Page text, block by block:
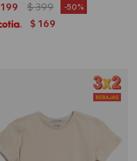
199 $399 50
$ 169